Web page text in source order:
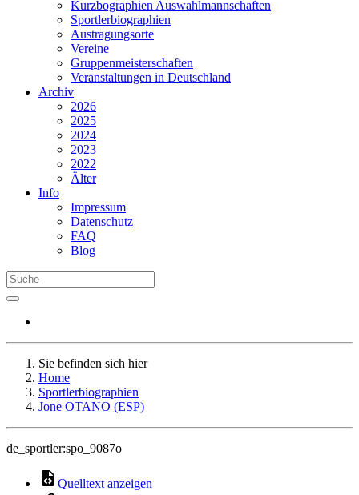
Kurzbographien Auswahlmannschaften
Sportlerbiographien
Austragungsorte
Vereine
Gruppenmeisterschaften
Veranstaltungen in Deutschland
Archiv
2026
2025
2024
2023
2022
Älter
Info
Impressum
Datenschutz
FAQ
Blog
Sie befinden sich hier
Home
Sportlerbiographien
Jone OTANO (ESP)
de_sportler:spo_9087o
Quelltext anzeigen